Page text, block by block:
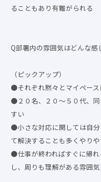
ることもあり有難がられる
Q部署内の雰囲気はどんな感
（ピックアップ）
●それぞれ黙々とマイペー
●２０名、２０〜５０代、
すい
●小さな対応に関しては自
て解決することも多くやり
●仕事が終わればすぐに帰
し、周りも理解がある雰囲気